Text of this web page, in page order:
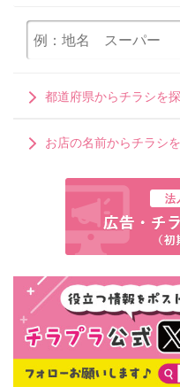
都道府県からチラシを
お店の名前からチラシ